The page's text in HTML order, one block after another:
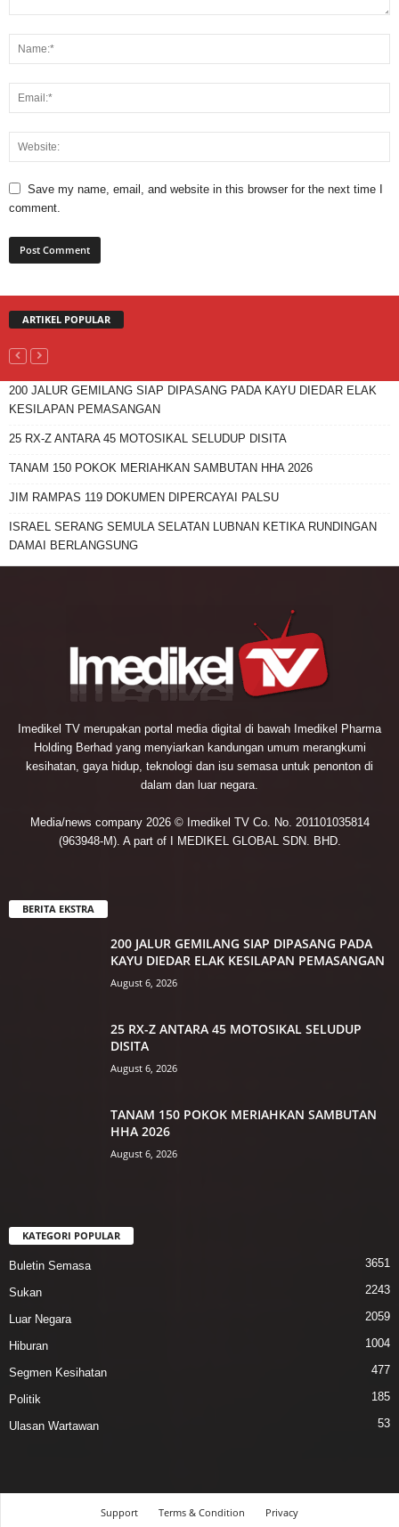
Save my name, email, and website in this browser for the next time I
comment.
ARTIKEL POPULAR
200 JALUR GEMILANG SIAP DIPASANG PADA KAYU DIEDAR ELAK
KESILAPAN PEMASANGAN
25 RX-Z ANTARA 45 MOTOSIKAL SELUDUP DISITA
TANAM 150 POKOK MERIAHKAN SAMBUTAN HHA 2026
JIM RAMPAS 119 DOKUMEN DIPERCAYAI PALSU
ISRAEL SERANG SEMULA SELATAN LUBNAN KETIKA RUNDINGAN
DAMAI BERLANGSUNG
Imedikel TV merupakan portal media digital di bawah Imedikel Pharma
Holding Berhad yang menyiarkan kandungan umum merangkumi
kesihatan, gaya hidup, teknologi dan isu semasa untuk penonton di
dalam dan luar negara.
Media/news company 2026 © Imedikel TV Co. No. 201101035814
(963948-M). A part of I MEDIKEL GLOBAL SDN. BHD.
BERITA EKSTRA
200 JALUR GEMILANG SIAP DIPASANG PADA
KAYU DIEDAR ELAK KESILAPAN PEMASANGAN
August 6, 2026
25 RX-Z ANTARA 45 MOTOSIKAL SELUDUP
DISITA
August 6, 2026
TANAM 150 POKOK MERIAHKAN SAMBUTAN
HHA 2026
August 6, 2026
KATEGORI POPULAR
Buletin Semasa 3651
Sukan 2243
Luar Negara 2059
Hiburan 1004
Segmen Kesihatan 477
Politik 185
Ulasan Wartawan 53
Support Terms & Condition Privacy